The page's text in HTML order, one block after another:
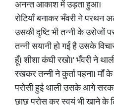
अनन्त आकाश में उड़ता हुआ।
रोटियाँ बनाकर भँवरी ने परथन
उसकी दृष्टि भी तन्नी के उरोजों
तन्नी सयानी हो गई है उसके
हूँ। शीशा कंघी रखो।' भँवरी ने
रखकर तन्नी ने कुर्ता पहना। माँ
परोसी हुई थाली उसके आगे सरका
छाछ परोस कर स्वयं भी खाने के